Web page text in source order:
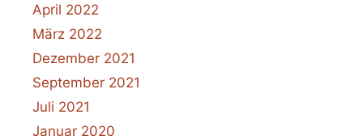
April 2022
März 2022
Dezember 2021
September 2021
Juli 2021
Januar 2020